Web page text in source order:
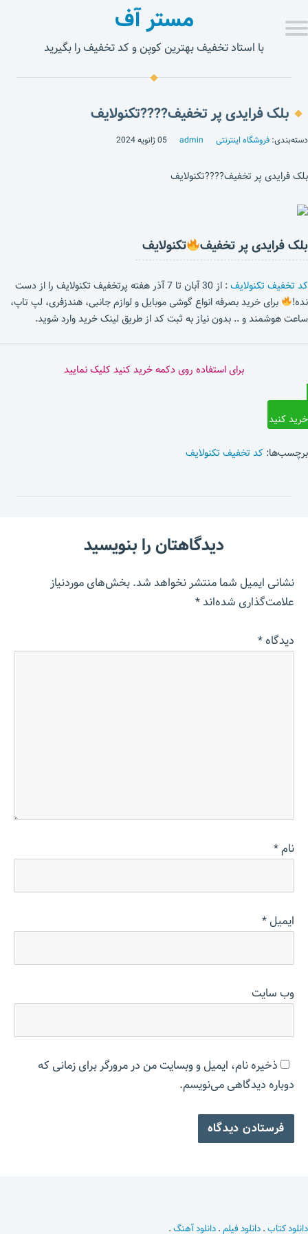
مستر آف
با استاد تخفیف بهترین کوپن و کد تخفیف را بگیرید
بلک فرایدی پر تخفیف????تکنولایف
دسته‌بندی: فروشگاه اینترنتی admin 05 ژانویه 2024
بلک فرایدی پر تخفیف????تکنولایف
بلک فرایدی پر تخفیف تکنولایف
کد تخفیف تکنولایف
: از 30 آبان تا 7 آذر هفته پرتخفیف تکنولایف را از دست
نده!
برای خرید بصرفه انواع گوشی موبایل و لوازم جانبی، هندزفری، لپ تاپ،
ساعت هوشمند و .. بدون نیاز به ثبت کد از طریق لینک خرید وارد شوید.
برای استفاده روی دکمه خرید کنید کلیک نمایید
خرید کنید
برچسب‌ها: کد تخفیف تکنولایف
دیدگاهتان را بنویسید
نشانی ایمیل شما منتشر نخواهد شد.بخش‌های موردنیاز
علامت‌گذاری شده‌اند*
دیدگاه*
نام*
ایمیل*
وب‌ سایت
ذخیره نام، ایمیل و وبسایت من در مرورگر برای زمانی که
دوباره دیدگاهی می‌نویسم.
دانلود کتاب.دانلود فیلم.دانلود آهنگ.